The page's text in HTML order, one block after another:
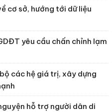
cơ sở, hướng tới dữ liệu
yêu cầu chấn chỉnh lạm
các hệ giá trị, xây dựng
hỗ trợ người dân di